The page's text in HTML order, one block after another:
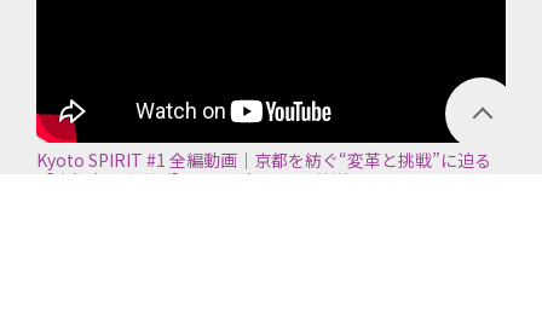
Kyoto SPIRIT #1 全編動画｜京都を紡ぐ“変革と挑戦”に迫る
【京都商工会議所】＜2026年7月5日放送＞